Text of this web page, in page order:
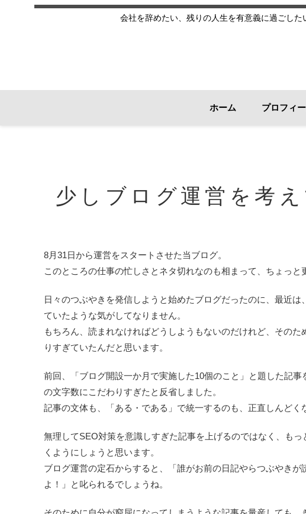
会社を辞めたい、残りの人生を有意義に過ごし
ホーム プロフィ
少しブログ運営を考え
8月31日から運営をスタートさせた当ブログ。
このところの仕事の忙しさとネタ切れなのも相まって、ちょっと
日々のつぶやきを発信しようと始めたブログだったのに、最近
ていたような気がしてなりません。
もちろん、読まれなければどうしようもないのだけれど、その
りすぎていたんだと思います。
前回、「ブログ開設一か月で実施した10個のこと」と題した記
の文字数にこだわりすぎたと反省しました。
記事の文体も、「ある・である」で統一するのも、正直しんどく
無理してSEO対策を意識しすぎた記事を上げるのではなく、も
くようにしょうと思います。
ブログ運営の定石からすると、「誰がお前の日記やらつぶやき
よ！」と叱られるでしょうね。